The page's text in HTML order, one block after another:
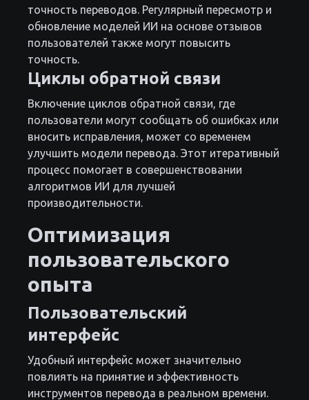
точность переводов. Регулярный пересмотр и
обновление моделей ИИ на основе отзывов
пользователей также могут повысить
точность.
Циклы обратной связи
Включение циклов обратной связи, где
пользователи могут сообщать об ошибках или
вносить исправления, может со временем
улучшить модели перевода. Этот итеративный
процесс помогает в совершенствовании
алгоритмов ИИ для лучшей
производительности.
Оптимизация
пользовательского
опыта
Пользовательский
интерфейс
Удобный интерфейс может значительно
повлиять на принятие и эффективность
инструментов перевода в реальном времени.